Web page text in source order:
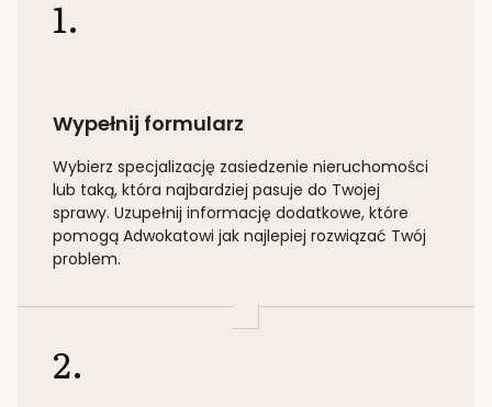
1.
Wypełnij formularz
Wybierz specjalizację zasiedzenie nieruchomości
lub taką, która najbardziej pasuje do Twojej
sprawy. Uzupełnij informację dodatkowe, które
pomogą Adwokatowi jak najlepiej rozwiązać Twój
problem.
2.